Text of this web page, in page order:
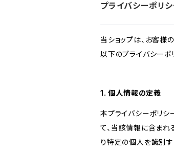
プライバシーポリシ
当ショップは、お客様
以下のプライバシーポ
1. 個人情報の定義
本プライバシーポリシ
て、当該情報に含まれ
り特定の個人を識別す